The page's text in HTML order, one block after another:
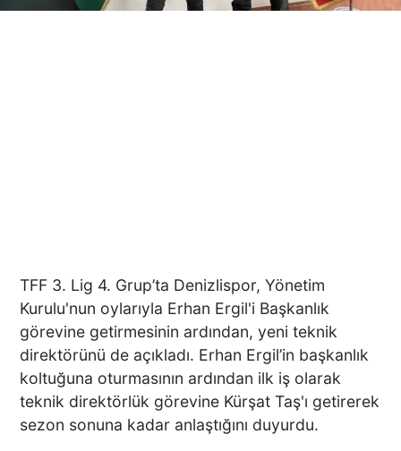
TFF 3. Lig 4. Grup’ta Denizlispor, Yönetim
Kurulu'nun oylarıyla Erhan Ergil'i Başkanlık
görevine getirmesinin ardından, yeni teknik
direktörünü de açıkladı. Erhan Ergil’in başkanlık
koltuğuna oturmasının ardından ilk iş olarak
teknik direktörlük görevine Kürşat Taş'ı getirerek
sezon sonuna kadar anlaştığını duyurdu.